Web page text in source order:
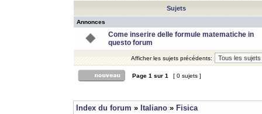
Sujets
Annonces
Come inserire delle formule matematiche in
questo forum
Afficher les sujets précédents:
Page 1 sur 1 [ 0 sujets ]
Index du forum » Italiano » Fisica